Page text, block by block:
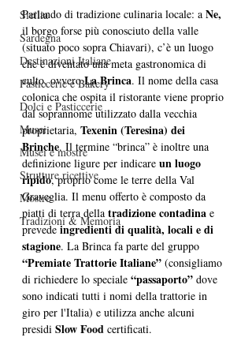
Sicilia
Sardegna
Destinazioni Italiane
Pasticcerie e Bakery
Dolci e Pasticcerie
Musei
Musei e mostre
Strutture ricettive
Mostre
Tradizioni & Memoria
Parlando di tradizione culinaria locale: a Ne,
il borgo forse più conosciuto della valle
(situato poco sopra Chiavari), c’è un luogo
che è diventato una meta gastronomica di
culto, ovvero La Brinca. Il nome della casa
colonica che ospita il ristorante viene proprio
dal soprannome utilizzato dalla vecchia
proprietaria, Texenin (Teresina) dei
Brinche. Il termine “brinca” è inoltre una
definizione ligure per indicare un luogo
ripido, proprio come le terre della Val
Graveglia. Il menu offerto è composto da
piatti di terra della tradizione contadina e
prevede ingredienti di qualità, locali e di
stagione. La Brinca fa parte del gruppo
“Premiate Trattorie Italiane” (consigliamo
di richiedere lo speciale “passaporto” dove
sono indicati tutti i nomi della trattorie in
giro per l'Italia) e utilizza anche alcuni
presidi Slow Food certificati.